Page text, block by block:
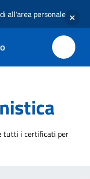
all'area personale
tutti i certificati per